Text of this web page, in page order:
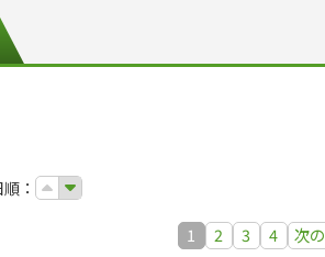
：
1 2 3 4 次